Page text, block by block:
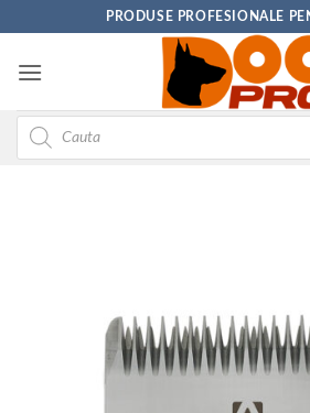
content
PRODUSE PROFESIONALE
Products
search